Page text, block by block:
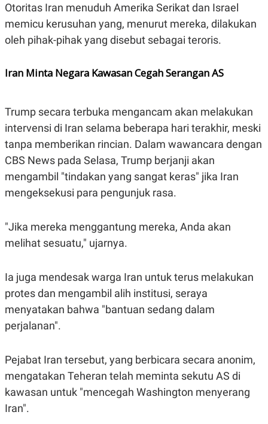
A
A
D
E
E
L
E
A
S
I
N
G
A
N
A
N
E
K
N
E
J
A
E
M
T
P
E
R
D
R
T
I
I
N
G
G
M
E
I
A
Otoritas Iran menuduh Amerika Serikat dan Israel
memicu kerusuhan yang, menurut mereka, dilakukan
oleh pihak-pihak yang disebut sebagai teroris.
Iran Minta Negara Kawasan Cegah Serangan AS
Trump secara terbuka mengancam akan melakukan
intervensi di Iran selama beberapa hari terakhir, meski
tanpa memberikan rincian. Dalam wawancara dengan
CBS News pada Selasa, Trump berjanji akan
mengambil "tindakan yang sangat keras" jika Iran
mengeksekusi para pengunjuk rasa.
"Jika mereka menggantung mereka, Anda akan
melihat sesuatu," ujarnya.
Ia juga mendesak warga Iran untuk terus melakukan
protes dan mengambil alih institusi, seraya
menyatakan bahwa "bantuan sedang dalam
perjalanan".
Pejabat Iran tersebut, yang berbicara secara anonim,
mengatakan Teheran telah meminta sekutu AS di
kawasan untuk "mencegah Washington menyerang
Iran".